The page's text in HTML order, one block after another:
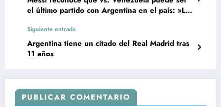
el último partido con Argentina en el país: »Lo
Siguiente entrada
Argentina tiene un citado del Real Madrid tras
11 años
PUBLICAR COMENTARIO